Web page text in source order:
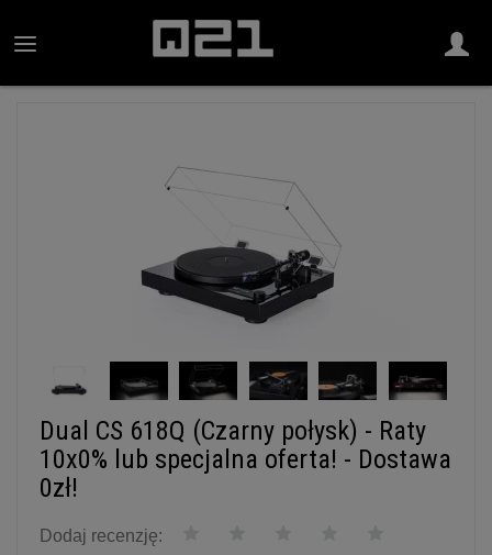
Dual CS 618Q (Czarny połysk) - Raty
10x0% lub specjalna oferta! - Dostawa
0zł!
Dodaj recenzję: